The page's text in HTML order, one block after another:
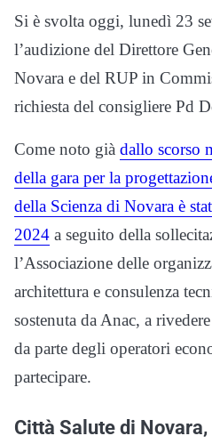
Si è svolta oggi, lunedì 23
l’audizione del Direttore
Novara e del RUP in
richiesta del consigliere Pd
Come noto già dallo scorso
della gara per la
della Scienza di Novara è
2024 a seguito della
l’Associazione delle
architettura e consulenza
sostenuta da Anac, a
da parte degli operatori
partecipare.
Città Salute di